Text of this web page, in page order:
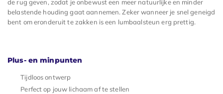
de rug geven, zodat je onbewust een meer natuurlijke en minder
belastende houding gaat aannemen. Zeker wanneer je snel geneigd
bent om eronderuit te zakken is een lumbaalsteun erg prettig.
Plus- en minpunten
Tijdloos ontwerp
Perfect op jouw lichaam af te stellen